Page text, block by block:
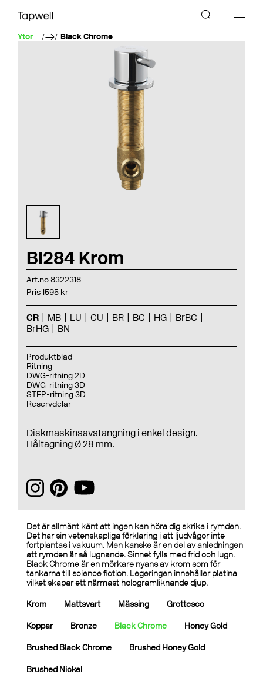
Ytor Black Chrome
BI284 Krom
Art.no 8322318
Pris 1595 kr
CR MB LU CU BR BC HG
BrBC
BrHG
BN
Produktblad
Ritning
DWG-ritning 2D
DWG-ritning 3D
STEP-ritning 3D
Reservdelar
Diskmaskinsavstängning i enkel design.
Håltagning Ø 28 mm.
Det är allmänt känt att ingen kan höra dig skrika i rymden.
Det har sin vetenskapliga förklaring i att ljudvågor inte
fortplantas i vakuum. Men kanske är en del av anledningen
att rymden är så lugnande. Sinnet fylls med frid och lugn.
Black Chrome är en mörkare nyans av krom som för
tankarna till science fiction. Legeringen innehåller platina
vilket skapar ett närmast hologramliknande djup.
Krom Mattsvart Mässing Grottesco
Koppar Bronze Black Chrome Honey Gold
Brushed Black Chrome Brushed Honey Gold
Brushed Nickel